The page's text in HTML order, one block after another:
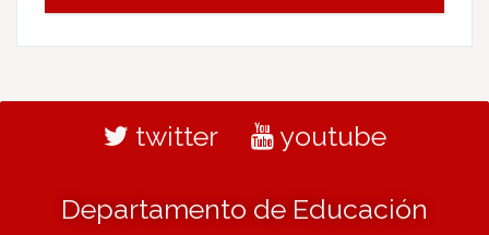
twitter youtube
Departamento de Educación